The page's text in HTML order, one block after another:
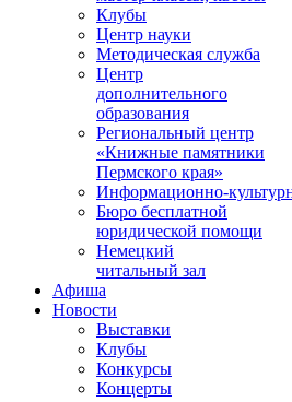
Клубы
Центр науки
Методическая служба
Центр
дополнительного
образования
Региональный центр
«Книжные памятники
Пермского края»
Информационно-
Бюро бесплатной
юридической помощи
Немецкий
читальный зал
Афиша
Новости
Выставки
Клубы
Конкурсы
Концерты